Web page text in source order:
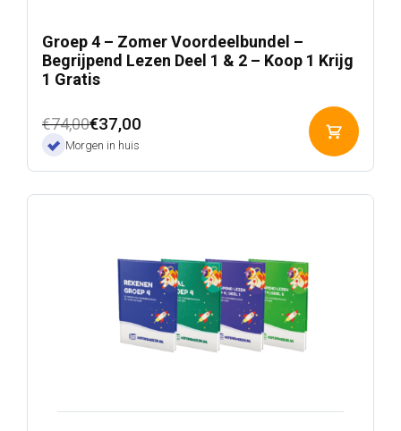
Groep 4 – Zomer Voordeelbundel –
Begrijpend Lezen Deel 1 & 2 – Koop 1 Krijg
1 Gratis
€74,00
Oorspronkelijke
prijs
€74,00.
€37,00
Huidige
prijs
€37,00.
Morgen in huis
aan